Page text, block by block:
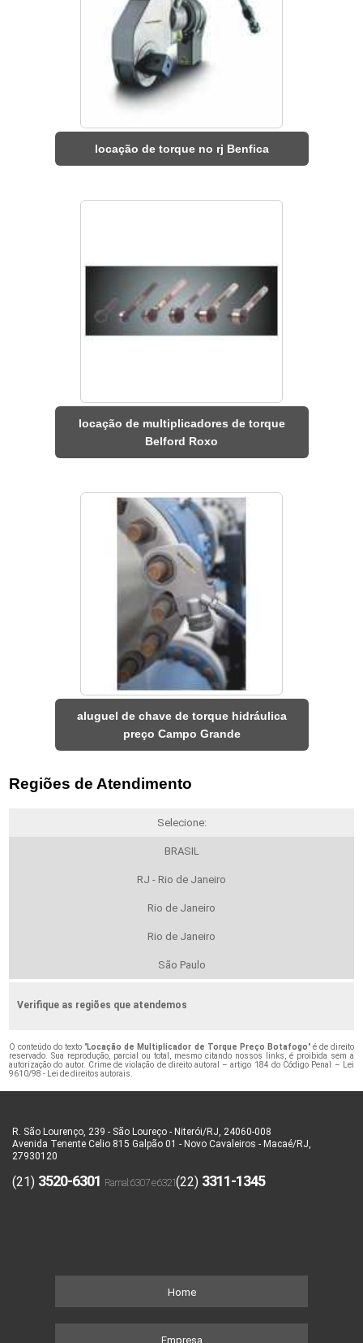
locação de torque no rj Benfica
locação de multiplicadores de torque
Belford Roxo
aluguel de chave de torque hidráulica
preço Campo Grande
Regiões de Atendimento
Selecione:
BRASIL
RJ - Rio de Janeiro
Rio de Janeiro
Rio de Janeiro
São Paulo
Verifique as regiões que atendemos
O conteúdo do texto "Locação de Multiplicador de Torque Preço Botafogo" é de direito
reservado. Sua reprodução, parcial ou total, mesmo citando nossos links, é proibida sem a
autorização do autor. Crime de violação de direito autoral – artigo 184 do Código Penal –
Lei
9610/98 - Lei de direitos autorais
R. São Lourenço, 239 - São Loureço - Niterói/RJ, 24060-008
Avenida Tenente Celio 815 Galpão 01 - Novo Cavaleiros - Macaé/RJ,
27930120
(21) 3520-6301 (22) 3311-1345
Home
Empresa